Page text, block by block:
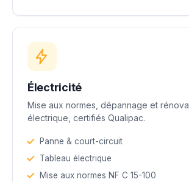
Électricité
Mise aux normes, dépannage et
électrique, certifiés Qualipac.
Panne & court-circuit
Tableau électrique
Mise aux normes NF C 15-100